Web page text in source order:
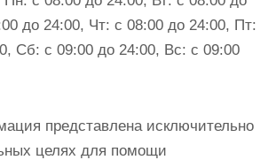
до 24:00, Чт: с 08:00 до 24:00, Пт:
Сб: с 09:00 до 24:00, Вс: с 09:00
представлена исключительно
целях для помощи